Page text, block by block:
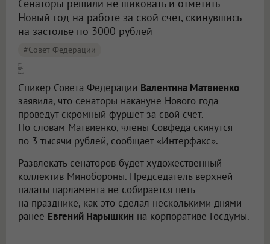
Сенаторы решили не шиковать и отметить
Новый год на работе за свой счет, скинувшись
на застолье по 3000 рублей
#совет Федерации
Спикер Совета Федерации Валентина Матвиенко
заявила, что сенаторы накануне Нового года
проведут скромный фуршет за свой счет.
По словам Матвиенко, члены Совфеда скинутся
по 3 тысячи рублей, сообщает «Интерфакс».
Развлекать сенаторов будет художественный
коллектив Минобороны. Председатель верхней
палаты парламента не собирается петь
на празднике, как это сделал несколькими днями
ранее Евгений Нарышкин на корпоративе Госдумы.